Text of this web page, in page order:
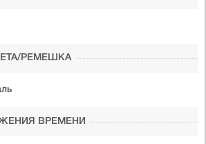
РЕМЕШКА
ВРЕМЕНИ